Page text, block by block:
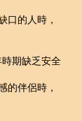
口的人時，
期缺乏安全
的伴侶時，